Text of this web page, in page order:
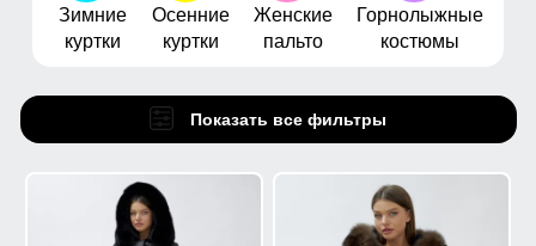
Зимние
куртки
Осенние
куртки
Женские
пальто
Горнолыжные
костюмы
Показать все фильтры